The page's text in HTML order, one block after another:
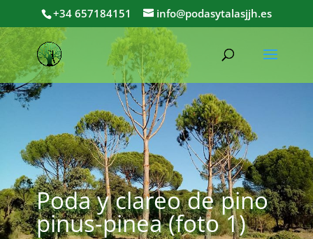
+34 657184151 info@podasytalasjjh.es
Poda y clareo de pino
pinus-pinea (foto 1)